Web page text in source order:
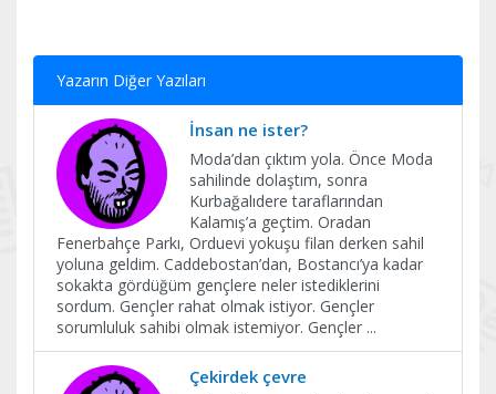
Yazarın Diğer Yazıları
İnsan ne ister?
Moda’dan çıktım yola. Önce Moda
sahilinde dolaştım, sonra
Kurbağalıdere taraflarından
Kalamış’a geçtim. Oradan
Fenerbahçe Parkı, Orduevi yokuşu filan derken sahil
yoluna geldim. Caddebostan’dan, Bostancı’ya kadar
sokakta gördüğüm gençlere neler istediklerini
sordum. Gençler rahat olmak istiyor. Gençler
sorumluluk sahibi olmak istemiyor. Gençler ...
Çekirdek çevre